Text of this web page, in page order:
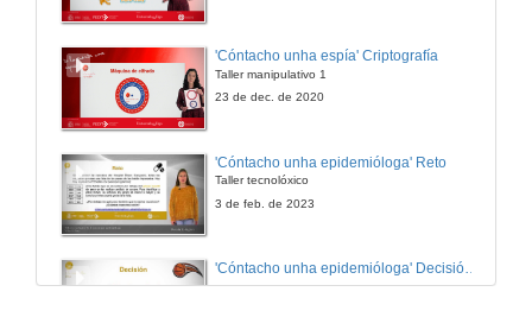
Navegando en Barcas de Pedra
IES de Catabois
Os nomes do Mar
IES Val Miñor
'Cóntacho unha espía' Criptografía
Taller manipulativo 1
23 de dec. de 2020
'Cóntacho unha epidemióloga' Reto
Taller tecnolóxico
3 de feb. de 2023
'Cóntacho unha epidemióloga' Decisións nun partido de baloncesto 4